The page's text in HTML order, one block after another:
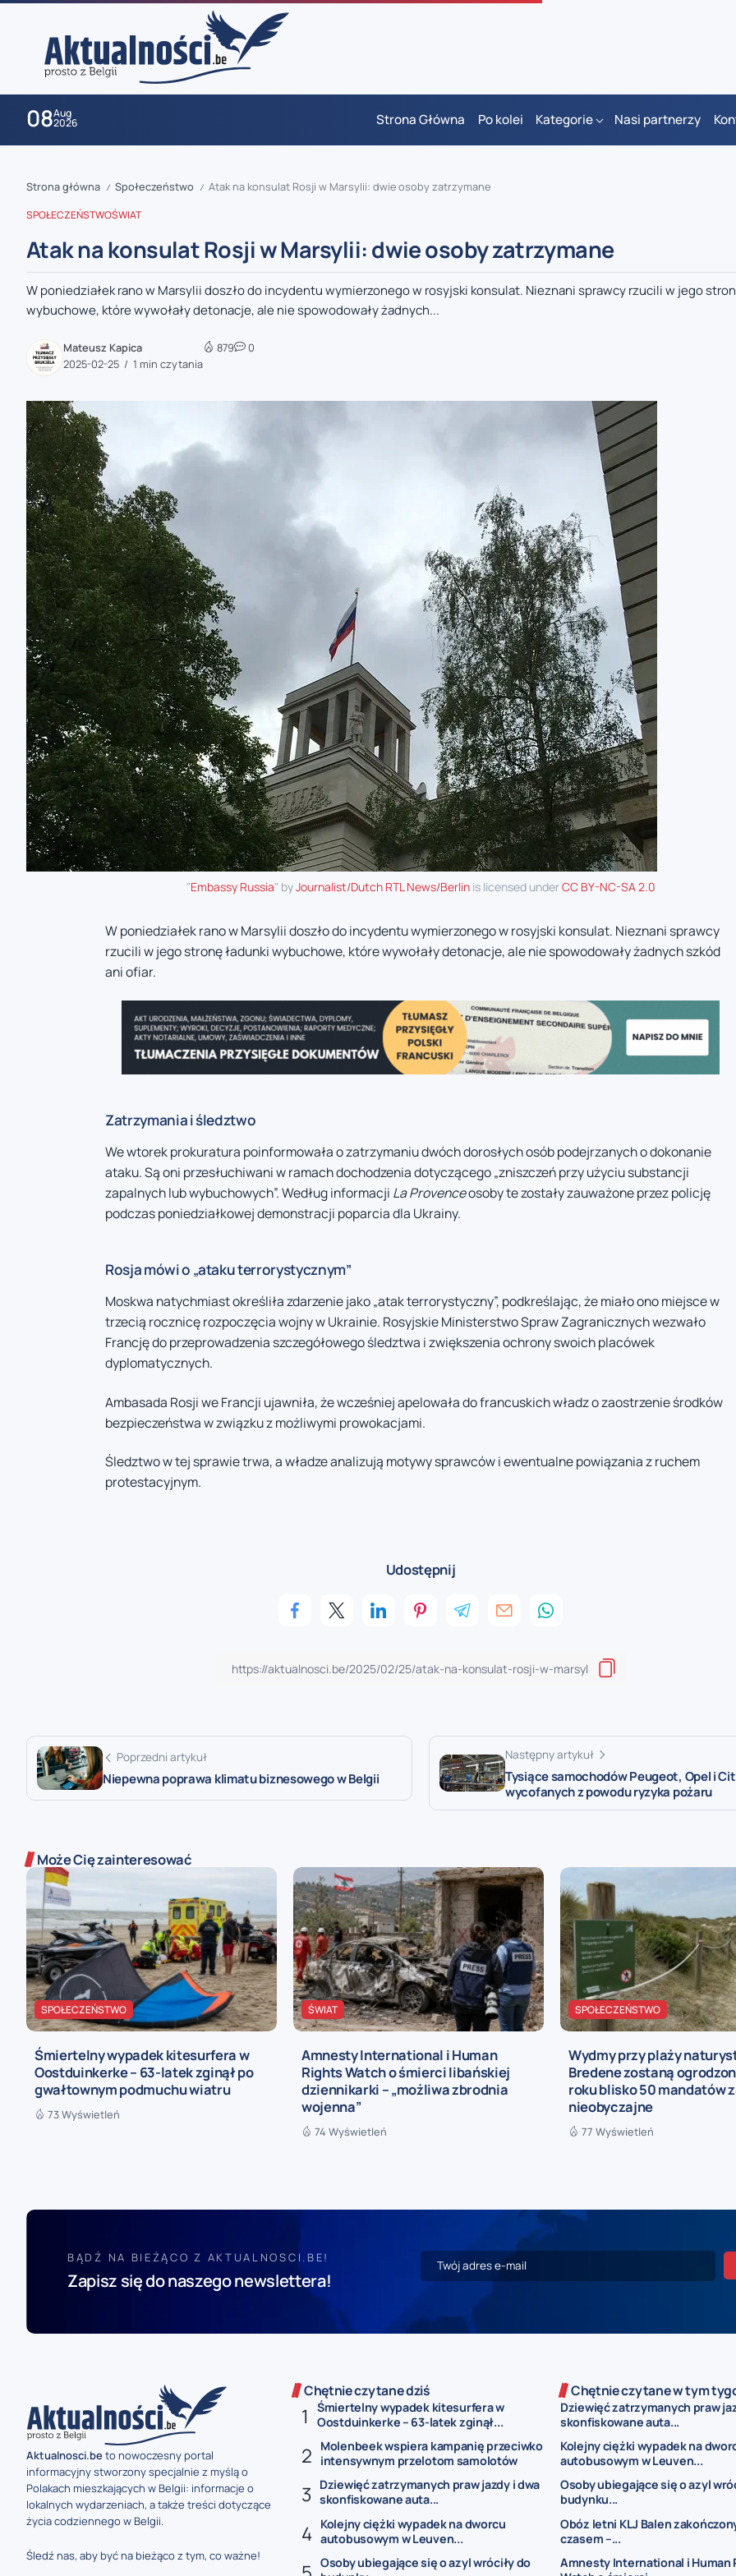
08Aug
2026 Strona Główna Po kolei Kategorie Nasi partnerzy
zaobserwuj nas
zaobserwuj nas
zaobserwuj nas
zaobserwuj nas
zaobserwuj nas
Strona główna / Społeczeństwo / Atak na konsulat Rosji w Marsylii: dwie osoby zatrzymane
SPOŁECZEŃSTWOŚWIAT
Atak na konsulat Rosji w Marsylii: dwie osoby zatrzymane
W poniedziałek rano w Marsylii doszło do incydentu wymierzonego w rosyjski konsulat. Nieznani sprawcy rzucili w jego
wybuchowe, które wywołały detonacje, ale nie spowodowały żadnych...
Mateusz Kapica
2025-02-25
1 min czytania
879 0
"Embassy Russia" byJournalist/Dutch RTL News/Berlinis licensed underCC BY-NC-SA 2.0
W poniedziałek rano w Marsylii doszło do incydentu wymierzonego w rosyjski konsulat. Nieznani sprawcy
rzucili w jego stronę ładunki wybuchowe, które wywołały detonacje, ale nie spowodowały żadnych szkód
ani ofiar.
Zatrzymania i śledztwo
We wtorek prokuratura poinformowała o zatrzymaniu dwóch dorosłych osób podejrzanych o dokonanie
ataku. Są oni przesłuchiwani w ramach dochodzenia dotyczącego „zniszczeń przy użyciu substancji
zapalnych lub wybuchowych”. Według informacji La Provenceosoby te zostały zauważone przez policję
podczas poniedziałkowej demonstracji poparcia dla Ukrainy.
Rosja mówi o „ataku terrorystycznym”
Moskwa natychmiast określiła zdarzenie jako „atak terrorystyczny”, podkreślając, że miało ono miejsce w
trzecią rocznicę rozpoczęcia wojny w Ukrainie. Rosyjskie Ministerstwo Spraw Zagranicznych wezwało
Francję do przeprowadzenia szczegółowego śledztwa i zwiększenia ochrony swoich placówek
dyplomatycznych.
Ambasada Rosji we Francji ujawniła, że wcześniej apelowała do francuskich władz o zaostrzenie środków
bezpieczeństwa w związku z możliwymi prowokacjami.
Śledztwo w tej sprawie trwa, a władze analizują motywy sprawców i ewentualne powiązania z ruchem
protestacyjnym.
Udostępnij
Poprzedni artykuł
Niepewna poprawa klimatu biznesowego w Belgii
Następny artykuł
Tysiące samochodów Peugeot, Opel i
wycofanych z powodu ryzyka pożaru
Może Cię zainteresować
SPOŁECZEŃSTWO
Śmiertelny wypadek kitesurfera w
Oostduinkerke – 63-latek zginął po
gwałtownym podmuchu wiatru
73 Wyświetleń
ŚWIAT
Amnesty International i Human
Rights Watch o śmierci libańskiej
dziennikarki – „możliwa zbrodnia
wojenna”
74 Wyświetleń
SPOŁECZEŃSTWO
Wydmy przy plaży
Bredene zostaną
roku blisko 50 mandatów
nieobyczajne
77 Wyświetleń
BĄDŹ NA BIEŻĄCO Z AKTUALNOSCI.BE!
Zapisz się do naszego newslettera!
Aktualnosci.beto nowoczesny portal
informacyjny stworzony specjalnie z myślą o
Polakach mieszkających w Belgii: informacje o
lokalnych wydarzeniach, a także treści dotyczące
życia codziennego w Belgii.
Śledź nas, aby być na bieżąco z tym, co ważne!
Chętnie czytane dziś
Śmiertelny wypadek kitesurfera w
Oostduinkerke – 63-latek zginął...
Molenbeek wspiera kampanię przeciwko
intensywnym przelotom samolotów
Dziewięć zatrzymanych praw jazdy i dwa
skonfiskowane auta...
Kolejny ciężki wypadek na dworcu
autobusowym w Leuven...
Osoby ubiegające się o azyl wróciły do
Chętnie czytane w tym
Dziewięć zatrzymanych praw
skonfiskowane auta...
Kolejny ciężki wypadek na
autobusowym w Leuven...
Osoby ubiegające się o azyl
budynku...
Obóz letni KLJ Balen
czasem –...
Amnesty International i Human